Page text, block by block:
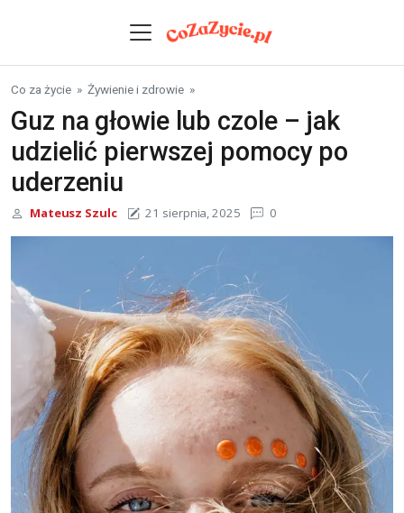
Co za życie » Żywienie i zdrowie »
Guz na głowie lub czole – jak
udzielić pierwszej pomocy po
uderzeniu
Mateusz Szulc 21 sierpnia, 2025 0